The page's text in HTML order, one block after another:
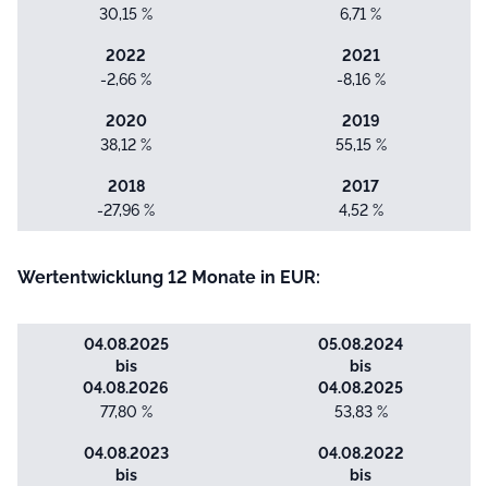
30,15 %
6,71 %
2022
-2,66 %
2021
-8,16 %
2020
38,12 %
2019
55,15 %
2018
-27,96 %
2017
4,52 %
Wertentwicklung 12 Monate in EUR:
04.08.2025
bis
04.08.2026
77,80 %
05.08.2024
bis
04.08.2025
53,83 %
04.08.2023
bis
04.08.2022
bis